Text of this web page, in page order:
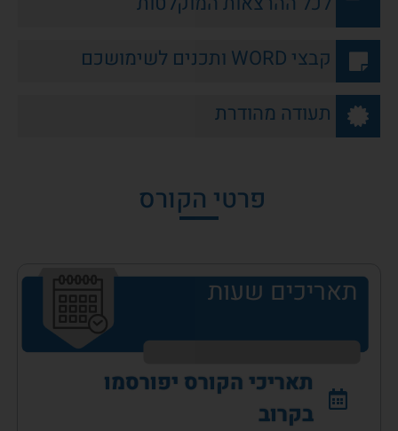
קבצי WORD ותכנים לשימושכם
תעודה מהודרת
פרטי הקורס
תאריכים שעות
תאריכי הקורס יפורסמו
בקרוב